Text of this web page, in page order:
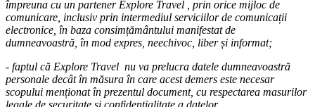
împreuna cu un partener Explore Travel , prin orice mijloc de
comunicare, inclusiv prin intermediul serviciilor de comunicații
electronice, în baza consimțământului manifestat de
dumneavoastră, în mod expres, neechivoc, liber și informat;
- faptul că Explore Travel nu va prelucra datele dumneavoastră
personale decât în măsura în care acest demers este necesar
scopului menționat în prezentul document, cu respectarea masurilor
legale de securitate și confidențialitate a datelor.